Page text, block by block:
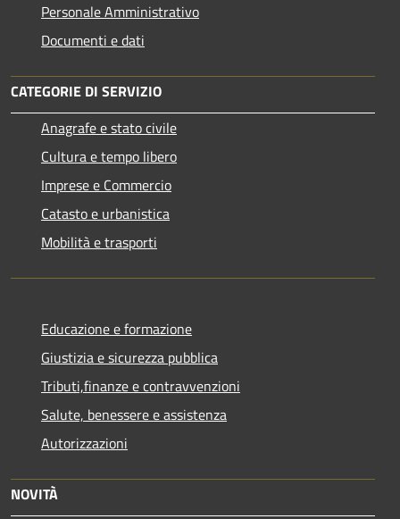
Personale Amministrativo
Documenti e dati
CATEGORIE DI SERVIZIO
Anagrafe e stato civile
Cultura e tempo libero
Imprese e Commercio
Catasto e urbanistica
Mobilità e trasporti
Educazione e formazione
Giustizia e sicurezza pubblica
Tributi,finanze e contravvenzioni
Salute, benessere e assistenza
Autorizzazioni
NOVITÀ